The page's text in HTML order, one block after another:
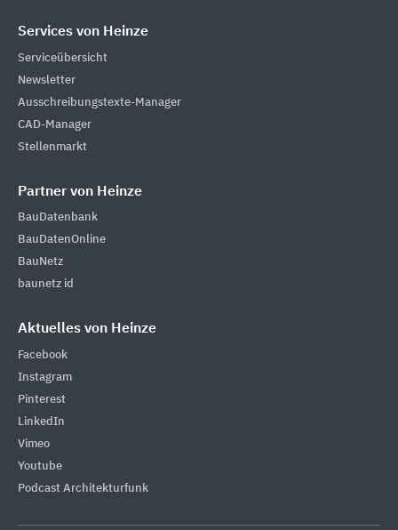
Services von Heinze
Serviceübersicht
Newsletter
Ausschreibungstexte-Manager
CAD-Manager
Stellenmarkt
Partner von Heinze
BauDatenbank
BauDatenOnline
BauNetz
baunetz id
Aktuelles von Heinze
Facebook
Instagram
Pinterest
LinkedIn
Vimeo
Youtube
Podcast Architekturfunk